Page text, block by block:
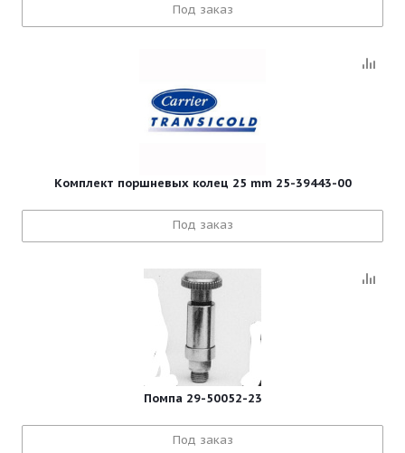
Под заказ
Комплект поршневых колец 25 mm 25-39443-00
Под заказ
Помпа 29-50052-23
Под заказ